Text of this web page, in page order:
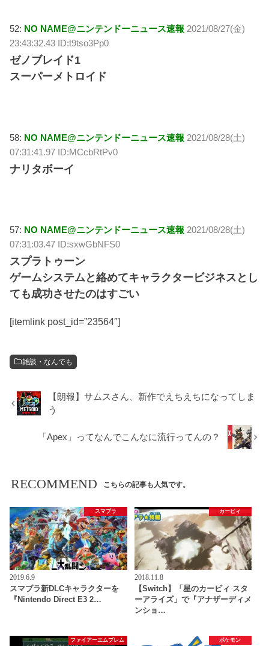
52: NO NAME@ニンテンドーニュース速報 2021/08/27(金)
23:43:32.43 ID:t9tso3Pp0
ゼノブレイド1
スーパーメトロイド
58: NO NAME@ニンテンドーニュース速報 2021/08/28(土)
07:31:41.97 ID:MCcbRtPv0
ナリタボーイ
57: NO NAME@ニンテンドーニュース速報 2021/08/28(土)
07:31:03.47 ID:sxwGbNFS0
スプラトゥーン
ゲームシステムと絡めてキャラクタービジネスとし
ても成功させたのはすごい
[itemlink post_id=”23564″]
雑談・なんでも
【朗報】サムスさん、新作でえちえちになってしま
う
「Apex」ってなんでこんなに流行ってんの？
RECOMMEND こちらの記事も人気です。
スマブラ
2019.6.9
スマブラ新DLCキャラクターを
『Nintendo Direct E3 2…
カービィ
2018.11.8
【Switch】「星のカービィ スタ
ーアライズ」で『アナザーディメ
ンショ…
ファイアーエムブレム ポケモン